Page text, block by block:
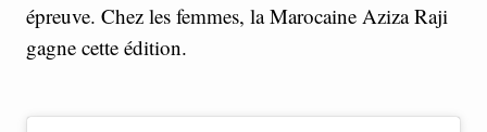
épreuve. Chez les femmes, la Marocaine Aziza Raji
gagne cette édition.